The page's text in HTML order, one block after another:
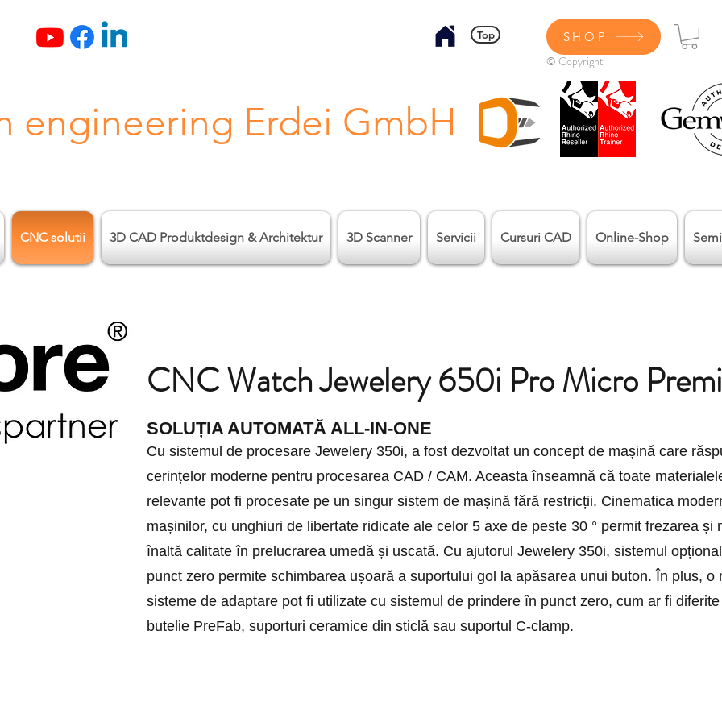
Top SHOP
© Copyright
engineering Erdei GmbH
CNC solutii 3D CAD Produktdesign & Architektur 3D Scanner Servicii Cursuri CAD Online-Shop
CNC Watch Jewelery 650i Pro Micro
SOLUȚIA AUTOMATĂ ALL-IN-ONE
Cu sistemul de procesare Jewelery 350i, a fost dezvoltat un concept de mașină care
cerințelor moderne pentru procesarea CAD / CAM. Aceasta înseamnă că toate
relevante pot fi procesate pe un singur sistem de mașină fără restricții. Cinematica
mașinilor, cu unghiuri de libertate ridicate ale celor 5 axe de peste 30 ° permit frezarea și
înaltă calitate în prelucrarea umedă și uscată. Cu ajutorul Jewelery 350i, sistemul
punct zero permite schimbarea ușoară a suportului gol la apăsarea unui buton. În plus, o
sisteme de adaptare pot fi utilizate cu sistemul de prindere în punct zero, cum ar fi
butelie PreFab, suporturi ceramice din sticlă sau suportul C-clamp.